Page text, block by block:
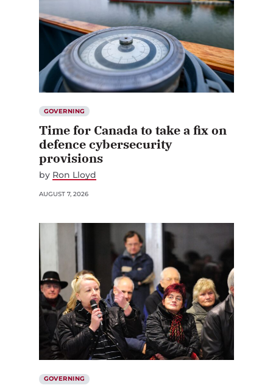
GOVERNING
Time for Canada to take a fix on
defence cybersecurity
provisions
by Ron Lloyd
AUGUST 7, 2026
GOVERNING